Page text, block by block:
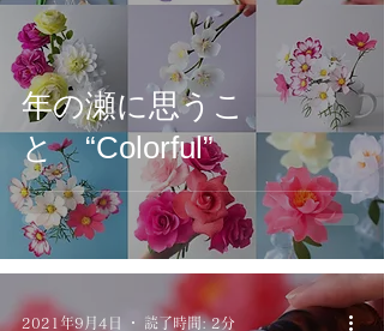
年の瀬に思うこ
と “Colorful”
2021年9月4日 読了時間: 2分